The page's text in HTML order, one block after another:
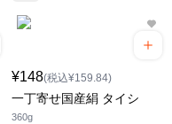
¥148(税込¥159.84)
一丁寄せ国産絹 タイシ
360g